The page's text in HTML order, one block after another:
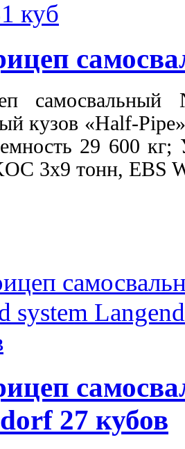
кузов «Half-
29 600
3х9 тонн, EBS
27 кубов